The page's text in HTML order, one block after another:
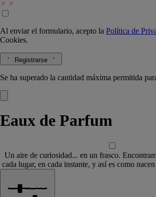
Al enviar el formulario, acepto la Política de
Cookies.
Registrarse
Se ha superado la cantidad máxima permitida
Eaux de Parfum
Un aire de curiosidad... en un frasco.
cada lugar, en cada instante, y así es como